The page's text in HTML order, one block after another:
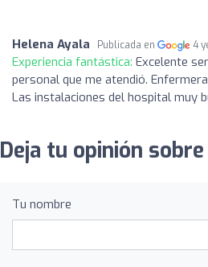
Helena Ayala Publicada en 4
Experiencia fantástica: Excelente
personal que me atendió.
Las instalaciones del hospital muy
Deja tu opinión
Tu nombre